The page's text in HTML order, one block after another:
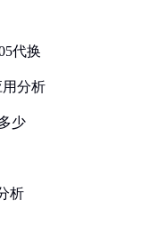
代换
用分析
少
析